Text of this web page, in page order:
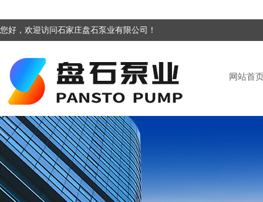
您好，欢迎访问石家庄盘石泵业有限公司！
网站首